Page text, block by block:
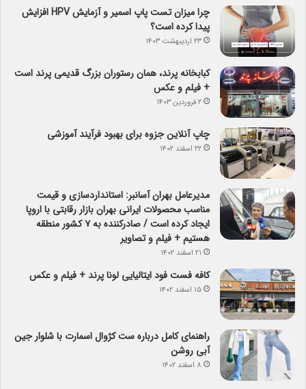
چرا میزان تست پاپ اسمیر و آزمایش HPV افزایش
پیدا کرده است؟
۲۳ اردیبهشت ۱۴۰۳
کبابخانه پرند، همان رستوران بزرگ قدیمی پرند است
+ فیلم و عکس
۲ فروردین ۱۴۰۳
چاپ آنلاین جزوه برای بهبود فرآیند آموزشی
۲۲ اسفند ۱۴۰۲
مدیرعامل بهران آسانبر: استانداردسازی و قیمت
مناسب محصولات ایرانی بهران بازار رقابتی با اروپا
ایجاد کرده است / صادرکننده به ۷ کشور منطقه
هستیم + فیلم و تصاویر
۲۱ اسفند ۱۴۰۲
کافه فست فود ایتالیایی لونا پرند + فیلم و عکس
۱۵ اسفند ۱۴۰۲
راهنمای کامل درباره ست کژوال اسمارت با شلوار جین
آبی روشن
۸ اسفند ۱۴۰۲